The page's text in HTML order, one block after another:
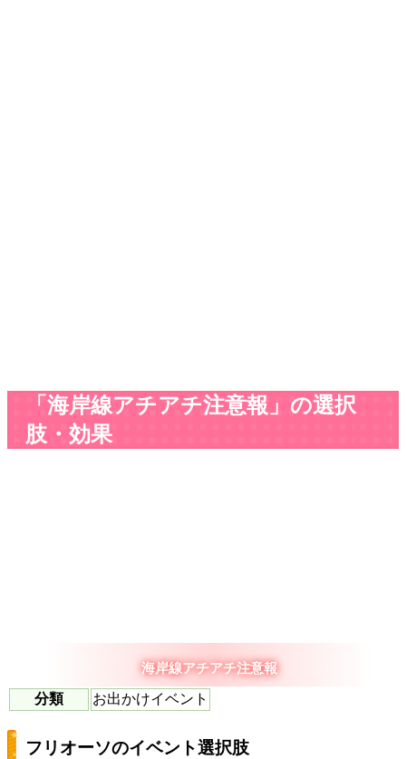
「海岸線アチアチ注意報」の選択
肢・効果
海岸線アチアチ注意報
分類 お出かけイベント
フリオーソのイベント選択肢